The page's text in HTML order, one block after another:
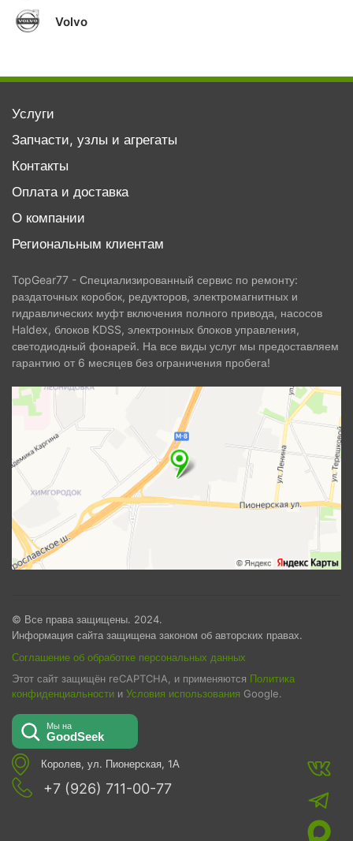
Volvo
Услуги
Запчасти, узлы и агрегаты
Контакты
Оплата и доставка
О компании
Региональным клиентам
TopGear77 - Специализированный сервис по ремонту:
раздаточных коробок, редукторов, электромагнитных и
гидравлических муфт включения полного привода, насосов
Haldex, блоков KDSS, электронных блоков управления,
светодиодный фонарей. На все виды услуг мы предоставляем
гарантию от 6 месяцев без ограничения пробега!
© Все права защищены. 2024.
Информация сайта защищена законом об авторских правах.
Соглашение об обработке персональных данных
Этот сайт защищён reCAPTCHA, и применяются Политика
конфиденциальности и Условия использования Google.
Королев, ул. Пионерская, 1А
+7 (926) 711-00-77